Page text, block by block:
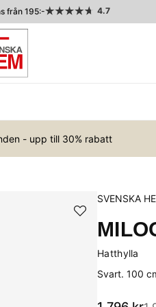
från 195:- 4.7
- upp till 30% rabatt
SVENSKA
Hatthylla
Svart. 100